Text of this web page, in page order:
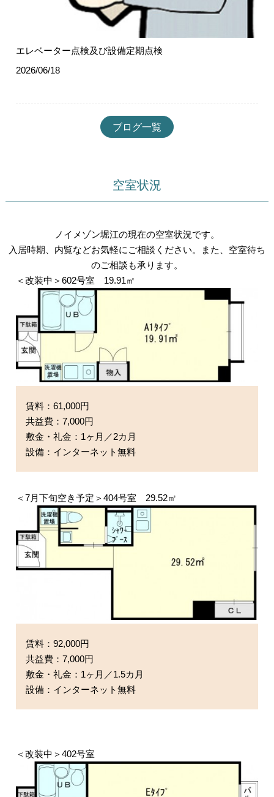
エレベーター点検及び設備定期点検
2026/06/18
ブログ一覧
空室状況
ノイメゾン堀江の現在の空室状況です。
入居時期、内覧などお気軽にご相談ください。また、空室待ち
のご相談も承ります。
＜改装中＞602号室 19.91㎡
賃料：61,000円
共益費：7,000円
敷金・礼金：1ヶ月／2カ月
設備：インターネット無料
＜7月下旬空き予定＞404号室 29.52㎡
賃料：92,000円
共益費：7,000円
敷金・礼金：1ヶ月／1.5カ月
設備：インターネット無料
＜改装中＞402号室